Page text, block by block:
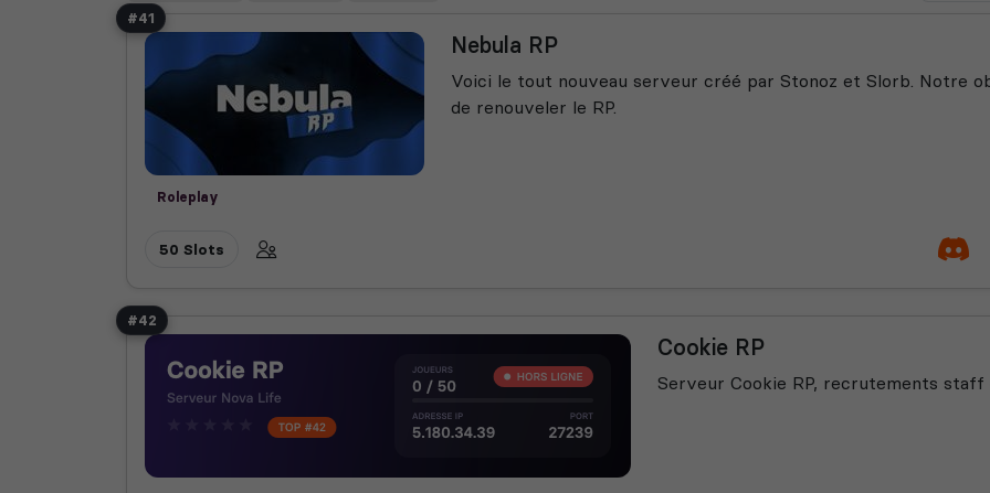
#41
Roleplay
Nebula RP
Voici le tout nouveau serveur créé par Stonoz et Slorb. Notre
de renouveler le RP.
50 Slots
#42
Cookie RP
Serveur Cookie RP, recrutements